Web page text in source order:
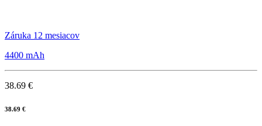
Záruka 12 mesiacov
4400 mAh
38.69 €
38.69 €